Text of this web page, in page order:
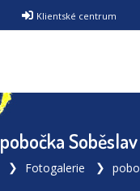
Klientské centrum
pobočka Soběslav
Fotogalerie